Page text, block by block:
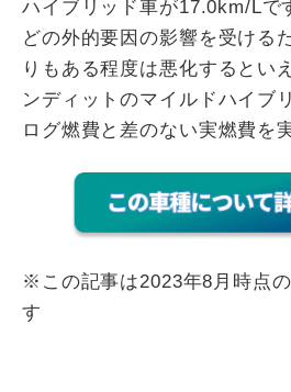
ハイブリッド車が17.0km/Lで
どの外的要因の影響を受ける
りもある程度は悪化するとい
ンディットのマイルドハイブ
ログ燃費と差のない実燃費を
※この記事は2023年8月時点
す